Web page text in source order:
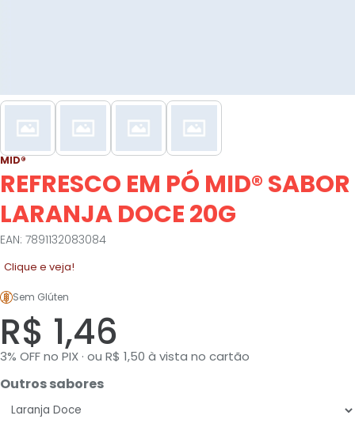
MID®
REFRESCO EM PÓ MID® SABOR
LARANJA DOCE 20G
EAN: 7891132083084
Clique e veja!
Sem Glúten
R$ 1,46
3% OFF no PIX · ou R$ 1,50 à vista no cartão
Outros sabores